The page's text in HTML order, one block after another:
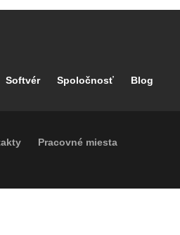
Softvér Spoločnosť Blog
Pracovné miesta